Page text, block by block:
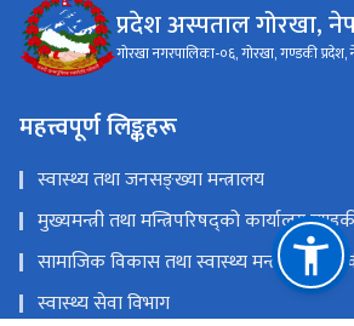
प्रदेश अस्पताल गोरखा,
गोरखा नगरपालिका-०६, गोरखा, गण्डकी प्रदेश,
महत्त्वपूर्ण लिङ्कहरू
स्वास्थ्य तथा जनसङ्ख्या मन्त्रालय
मुख्यमन्त्री तथा मन्त्रिपरिषद्को
सामाजिक विकास तथा स्वास्थ्य मन्त्रालय,
स्वास्थ्य सेवा विभाग